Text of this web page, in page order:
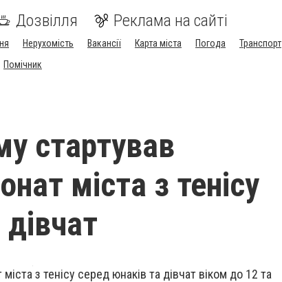
Дозвілля Реклама на сайті
Нерухомість Вакансії Карта міста Погода
Транспорт
Помічник
стартував
міста з тенісу
з тенісу серед юнаків та дівчат віком до 12 та